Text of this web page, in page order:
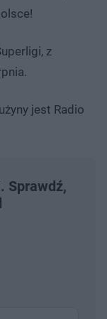
z
jest Radio
Sprawdź,